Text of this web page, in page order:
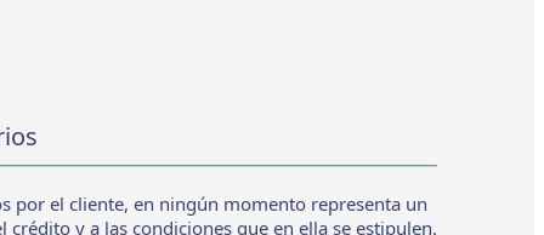
por el cliente, en ningún momento representa un
y a las condiciones que en ella se estipulen.